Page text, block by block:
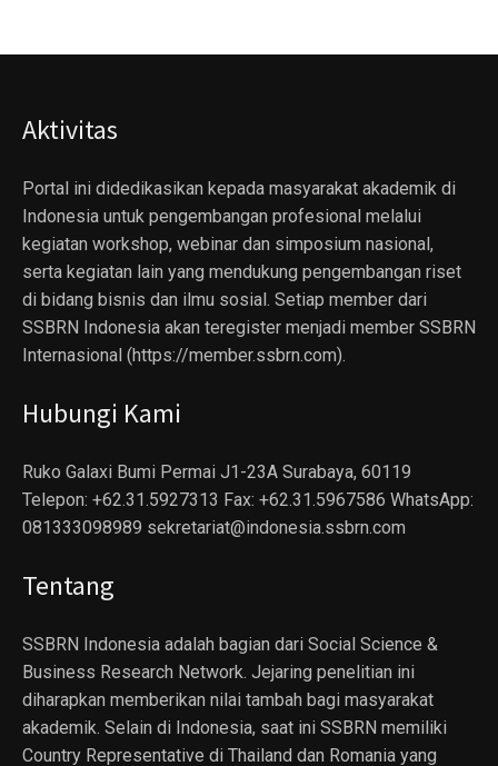
Aktivitas
Portal ini didedikasikan kepada masyarakat akademik di
Indonesia untuk pengembangan profesional melalui
kegiatan workshop, webinar dan simposium nasional,
serta kegiatan lain yang mendukung pengembangan riset
di bidang bisnis dan ilmu sosial. Setiap member dari
SSBRN Indonesia akan teregister menjadi member SSBRN
Internasional (https://member.ssbrn.com).
Hubungi Kami
Ruko Galaxi Bumi Permai J1-23A Surabaya, 60119
Telepon: +62.31.5927313 Fax: +62.31.5967586 WhatsApp:
081333098989 sekretariat@indonesia.ssbrn.com
Tentang
SSBRN Indonesia adalah bagian dari Social Science &
Business Research Network. Jejaring penelitian ini
diharapkan memberikan nilai tambah bagi masyarakat
akademik. Selain di Indonesia, saat ini SSBRN memiliki
Country Representative di Thailand dan Romania yang